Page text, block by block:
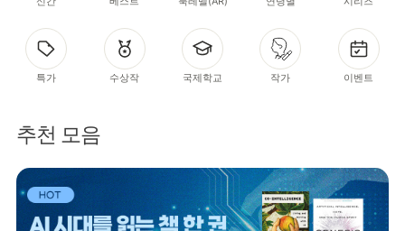
특가 수상작 국제학교 작가 이벤트
추천 모음